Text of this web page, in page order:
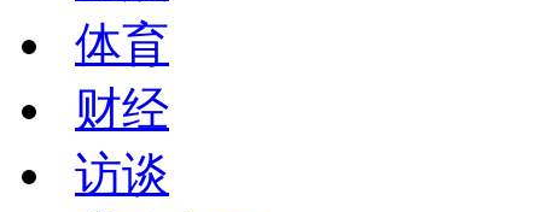
体育
财经
访谈